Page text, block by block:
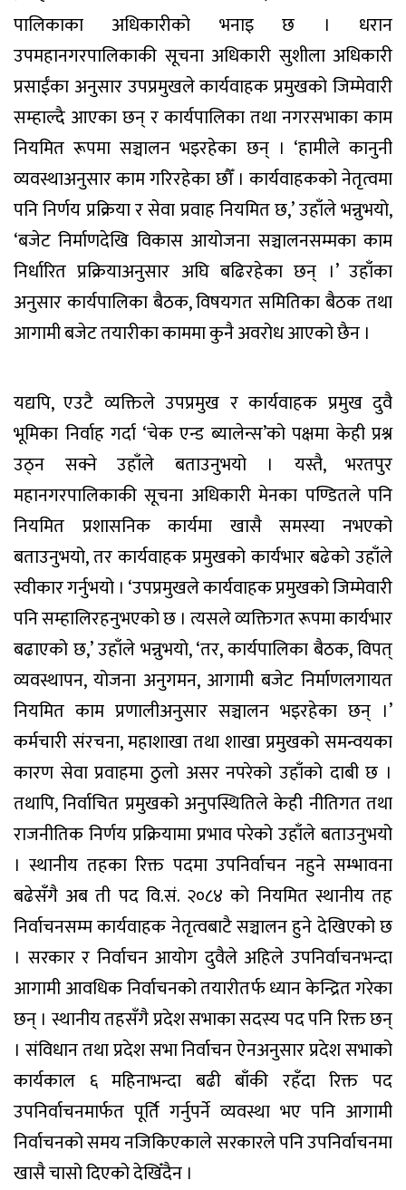
पालिकाका अधिकारीको भनाइ छ । धरान
उपमहानगरपालिकाकी सूचना अधिकारी सुशीला अधिकारी
प्रसाईंका अनुसार उपप्रमुखले कार्यवाहक प्रमुखको जिम्मेवारी
सम्हाल्दै आएका छन् र कार्यपालिका तथा नगरसभाका काम
नियमित रूपमा सञ्चालन भइरहेका छन् । ‘हामीले कानुनी
व्यवस्थाअनुसार काम गरिरहेका छौँ । कार्यवाहकको नेतृत्वमा
पनि निर्णय प्रक्रिया र सेवा प्रवाह नियमित छ,’ उहाँले भन्नुभयो,
‘बजेट निर्माणदेखि विकास आयोजना सञ्चालनसम्मका काम
निर्धारित प्रक्रियाअनुसार अघि बढिरहेका छन् ।’ उहाँका
अनुसार कार्यपालिका बैठक, विषयगत समितिका बैठक तथा
आगामी बजेट तयारीका काममा कुनै अवरोध आएको छैन ।
यद्यपि, एउटै व्यक्तिले उपप्रमुख र कार्यवाहक प्रमुख दुवै
भूमिका निर्वाह गर्दा ‘चेक एन्ड ब्यालेन्स’को पक्षमा केही प्रश्न
उठ्न सक्ने उहाँले बताउनुभयो । यस्तै, भरतपुर
महानगरपालिकाकी सूचना अधिकारी मेनका पण्डितले पनि
नियमित प्रशासनिक कार्यमा खासै समस्या नभएको
बताउनुभयो, तर कार्यवाहक प्रमुखको कार्यभार बढेको उहाँले
स्वीकार गर्नुभयो । ‘उपप्रमुखले कार्यवाहक प्रमुखको जिम्मेवारी
पनि सम्हालिरहनुभएको छ । त्यसले व्यक्तिगत रूपमा कार्यभार
बढाएको छ,’ उहाँले भन्नुभयो, ‘तर, कार्यपालिका बैठक, विपत्
व्यवस्थापन, योजना अनुगमन, आगामी बजेट निर्माणलगायत
नियमित काम प्रणालीअनुसार सञ्चालन भइरहेका छन् ।’
कर्मचारी संरचना, महाशाखा तथा शाखा प्रमुखको समन्वयका
कारण सेवा प्रवाहमा ठुलो असर नपरेको उहाँको दाबी छ ।
तथापि, निर्वाचित प्रमुखको अनुपस्थितिले केही नीतिगत तथा
राजनीतिक निर्णय प्रक्रियामा प्रभाव परेको उहाँले बताउनुभयो
। स्थानीय तहका रिक्त पदमा उपनिर्वाचन नहुने सम्भावना
बढेसँगै अब ती पद वि.सं. २०८४ को नियमित स्थानीय तह
निर्वाचनसम्म कार्यवाहक नेतृत्वबाटै सञ्चालन हुने देखिएको छ
। सरकार र निर्वाचन आयोग दुवैले अहिले उपनिर्वाचनभन्दा
आगामी आवधिक निर्वाचनको तयारीतर्फ ध्यान केन्द्रित गरेका
छन् । स्थानीय तहसँगै प्रदेश सभाका सदस्य पद पनि रिक्त छन्
। संविधान तथा प्रदेश सभा निर्वाचन ऐनअनुसार प्रदेश सभाको
कार्यकाल ६ महिनाभन्दा बढी बाँकी रहँदा रिक्त पद
उपनिर्वाचनमार्फत पूर्ति गर्नुपर्ने व्यवस्था भए पनि आगामी
निर्वाचनको समय नजिकिएकाले सरकारले पनि उपनिर्वाचनमा
खासै चासो दिएको देखिँदैन ।